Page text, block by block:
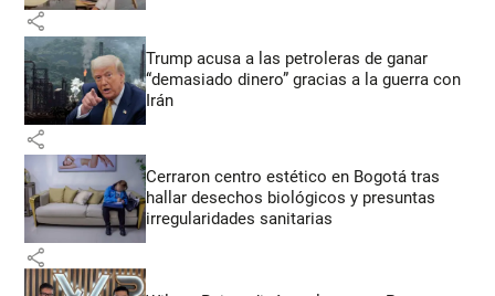
share
Trump acusa a las petroleras de ganar
“demasiado dinero” gracias a la guerra con
Irán
share
Cerraron centro estético en Bogotá tras
hallar desechos biológicos y presuntas
irregularidades sanitarias
share